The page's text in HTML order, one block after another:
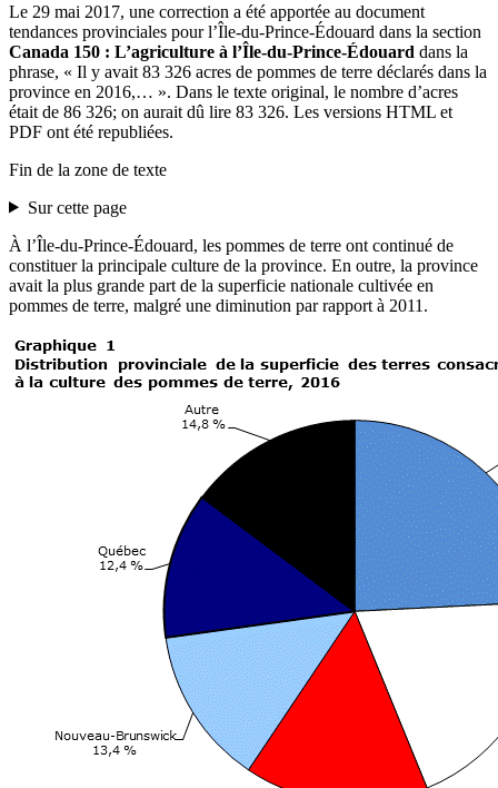
Le 29 mai 2017, une correction a été apportée au document
tendances provinciales pour l’Île-du-Prince-Édouard dans la section
Canada 150 : L’agriculture à l’Île-du-Prince-Édouard dans la
phrase, « Il y avait 83 326 acres de pommes de terre déclarés dans la
province en 2016,… ». Dans le texte original, le nombre d’acres
était de 86 326; on aurait dû lire 83 326. Les versions HTML et
PDF ont été republiées.
Fin de la zone de texte
Sur cette page
À l’Île-du-Prince-Édouard, les pommes de terre ont continué de
constituer la principale culture de la province. En outre, la province
avait la plus grande part de la superficie nationale cultivée en
pommes de terre, malgré une diminution par rapport à 2011.